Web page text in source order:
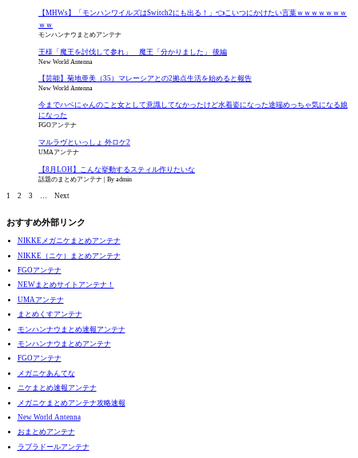
【MHWs】「モンハンワイルズはSwitch2にも出る！」👈こいつにかけたい言葉ｗｗｗｗｗｗｗ
ｗｗ
モンハンナウまとめアンテナ
王様「魔王を討伐して参れ」 魔王「分かりました」 後編
New World Antenna
【芸能】菊地亜美（35）マレーシアとの2拠点生活を始めると報告
New World Antenna
今までハベにゃんのこと女として意識してなかったけど水着姿になった途端めっちゃ気になる娘
になった
FGOアンテナ
マルラヴといっしょ 外ロケ2
UMAアンテナ
【8月LOH】こんな挙動するスティル作りたいな
話題のまとめアンテナ By admin
1 2 3 … Next
おすすめ外部リンク
NIKKEメガニケまとめアンテナ
NIKKE（ニケ）まとめアンテナ
FGOアンテナ
NEWまとめサイトアンテナ！
UMAアンテナ
まとめくすアンテナ
モンハンナウまとめ速報アンテナ
モンハンナウまとめアンテナ
FGOアンテナ
メガニケあんてな
ニケまとめ速報アンテナ
メガニケまとめアンテナ攻略速報
New World Antenna
おまとめアンテナ
ラブラドールアンテナ